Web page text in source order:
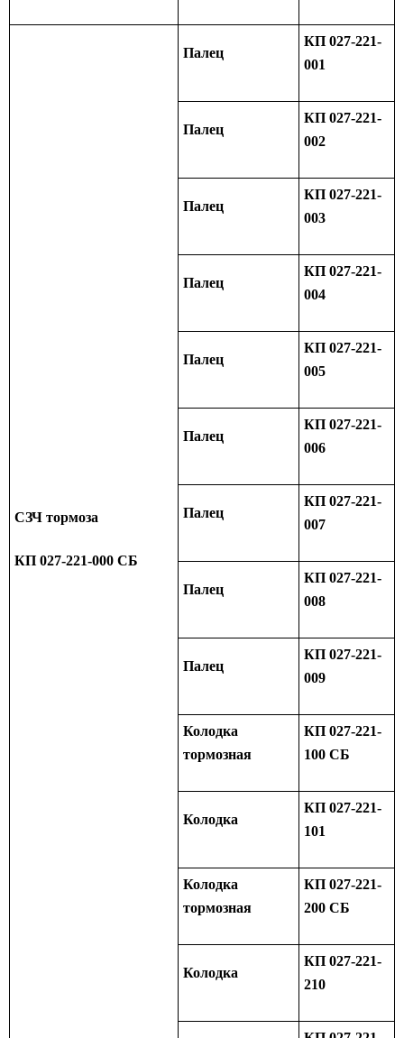
СЗЧ тормоза
КП 027-221-000 СБ
Палец
КП 027-221-
001
Палец
КП 027-221-
002
Палец
КП 027-221-
003
Палец
КП 027-221-
004
Палец
КП 027-221-
005
Палец
КП 027-221-
006
Палец
КП 027-221-
007
Палец
КП 027-221-
008
Палец
КП 027-221-
009
Колодка
тормозная
КП 027-221-
100 СБ
Колодка
КП 027-221-
101
Колодка
тормозная
КП 027-221-
200 СБ
Колодка
КП 027-221-
210